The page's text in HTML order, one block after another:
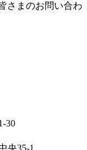
さまのお問い合わ
30
央35-1